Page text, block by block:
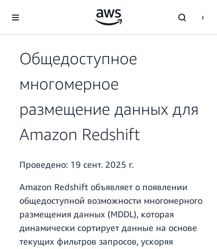
Перейти к главному контенту
Общедоступное
многомерное
размещение данных для
Amazon Redshift
Проведено: 19 сент. 2025 г.
Amazon Redshift объявляет о появлении
общедоступной возможности многомерного
размещения данных (MDDL), которая
динамически сортирует данные на основе
текущих фильтров запросов, ускоряя